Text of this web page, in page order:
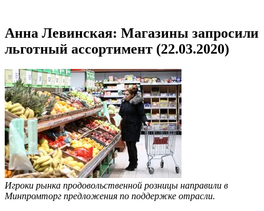
Анна Левинская: Магазины запросили
льготный ассортимент (22.03.2020)
Игроки рынка продовольственной розницы направили в
Минпромторг предложения по поддержке отрасли.